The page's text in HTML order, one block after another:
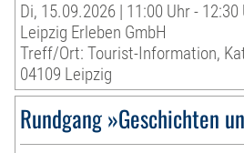
Di, 15.09.2026 | 11:00 Uhr - 12:30
Leipzig Erleben GmbH
Treff/Ort: Tourist-Information,
04109 Leipzig
Rundgang »Geschichten